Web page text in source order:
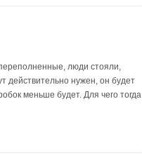
люди стояли,
действительно нужен, он будет
меньше будет. Для чего тогда